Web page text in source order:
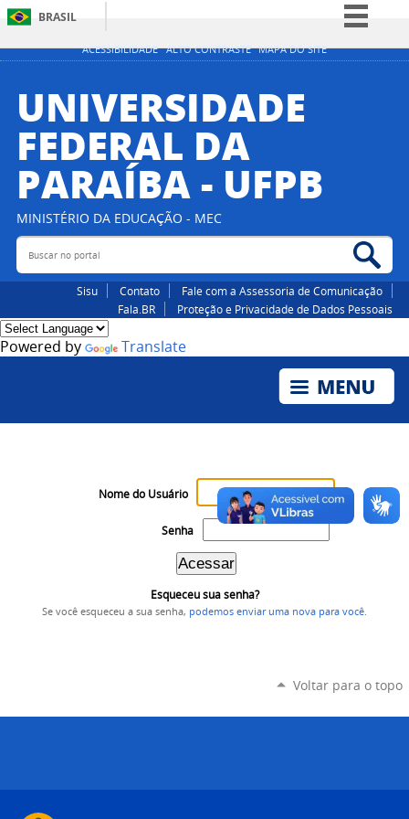
ACESSIBILIDADE ALTO CONTRASTE MAPA DO SITE
BRASIL
Simplifique!
Participe
Acesso à informação
Canais
UNIVERSIDADE
FEDERAL DA
PARAÍBA - UFPB
MINISTÉRIO DA EDUCAÇÃO - MEC
Buscar no portal
Sisu Contato
Fale com a Assessoria de Comunicação
Fala.BR
Proteção e Privacidade de Dados Pessoais
Powered by Translate
Nome do Usuário
Senha
Esqueceu sua senha?
Se você esqueceu a sua senha, podemos enviar uma nova para você
Voltar para o topo